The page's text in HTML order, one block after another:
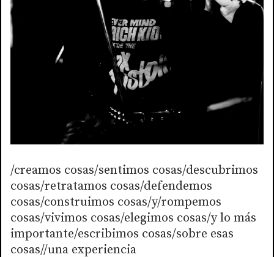
/creamos cosas/sentimos cosas/descubrimos
cosas/retratamos cosas/defendemos
cosas/construimos cosas/y/rompemos
cosas/vivimos cosas/elegimos cosas/y lo más
importante/escribimos cosas/sobre esas
cosas//una experiencia